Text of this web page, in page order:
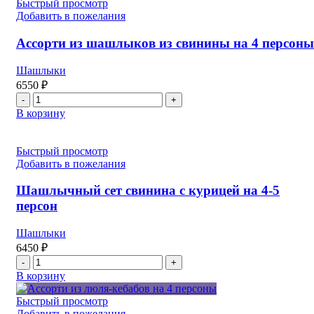
на
персон
Быстрый просмотр
Добавить в пожелания
Ассорти из шашлыков из свинины на 4 персоны
Шашлыки
6550 ₽
Количество
товара
Ассорти
шашлыков
из
на
4
персоны
В корзину
Быстрый просмотр
Добавить в пожелания
Шашлычный сет свинина с курицей на 4-5
персон
Шашлыки
6450 ₽
Количество
товара
Шашлычный
сет
свинина
В корзину
Быстрый просмотр